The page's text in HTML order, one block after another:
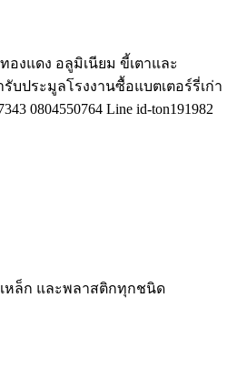
องแดง อลูมิเนียม ขี้เตาและ
ประมูลโรงงานซื้อแบตเตอร์รี่เก่า
0804550764 Line id-ton191982
เหล็ก และพลาสติกทุกชนิด